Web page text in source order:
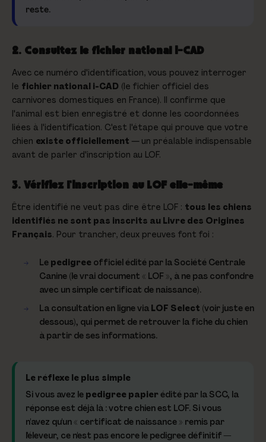
reste.
2. Consultez le fichier national i-CAD
Avec ce numéro d'identification, vous pouvez interroger
le fichier national i-CAD (le fichier officiel des
carnivores domestiques en France). Il confirme que
l'animal est bien enregistré et donne les coordonnées
liées à l'identification. C'est l'étape qui prouve que votre
chien existe officiellement — un préalable indispensable
avant de parler d'inscription au LOF.
3. Vérifiez l'inscription au LOF elle-même
Être identifié ne veut pas dire être LOF : tous les chiens
identifiés ne sont pas inscrits au Livre des Origines
Français. Pour trancher, deux preuves font foi :
Le pedigreeofficiel édité par la Société Centrale
Canine (le vrai document « LOF », à ne pas confondre
avec un simple certificat de naissance).
La consultation en ligne via LOF Select (voir juste en
dessous), qui permet de retrouver la fiche du chien
à partir de ses informations.
Le réflexe le plus simple
Si vous avez le pedigree papierédité par la SCC, la
réponse est déjà là : votre chien est LOF. Si vous
n'avez qu'un « certificat de naissance » remis par
l'éleveur, ce n'est pas encore le pedigree définitif —